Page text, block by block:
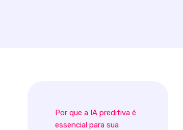
Por que a IA preditiva é
essencial para sua